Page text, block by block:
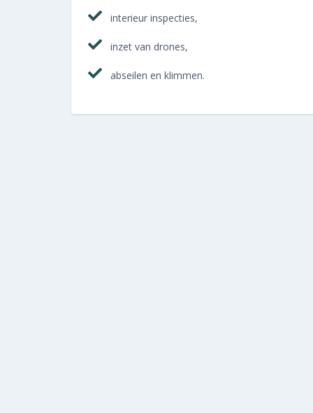
interieur inspecties,
inzet van drones,
abseilen en klimmen.